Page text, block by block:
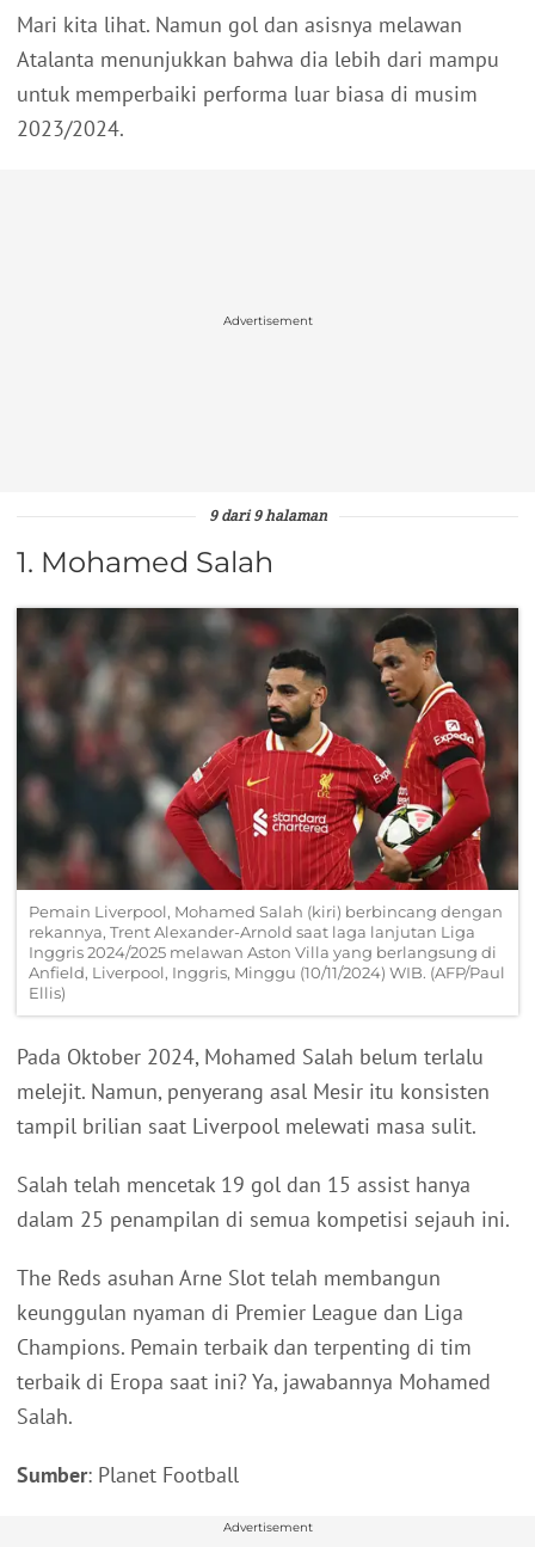
Mari kita lihat. Namun gol dan asisnya melawan
Atalanta menunjukkan bahwa dia lebih dari mampu
untuk memperbaiki performa luar biasa di musim
2023/2024.
Advertisement
9 dari 9 halaman
1. Mohamed Salah
Pemain Liverpool, Mohamed Salah (kiri) berbincang dengan
rekannya, Trent Alexander-Arnold saat laga lanjutan Liga
Inggris 2024/2025 melawan Aston Villa yang berlangsung di
Anfield, Liverpool, Inggris, Minggu (10/11/2024) WIB. (AFP/Paul
Ellis)
Pada Oktober 2024, Mohamed Salah belum terlalu
melejit. Namun, penyerang asal Mesir itu konsisten
tampil brilian saat Liverpool melewati masa sulit.
Salah telah mencetak 19 gol dan 15 assist hanya
dalam 25 penampilan di semua kompetisi sejauh ini.
The Reds asuhan Arne Slot telah membangun
keunggulan nyaman di Premier League dan Liga
Champions. Pemain terbaik dan terpenting di tim
terbaik di Eropa saat ini? Ya, jawabannya Mohamed
Salah.
Sumber: Planet Football
Advertisement